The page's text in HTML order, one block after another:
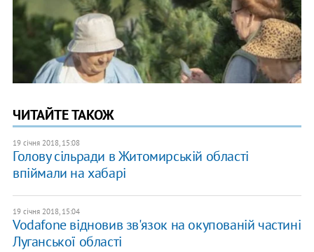
ЧИТАЙТЕ ТАКОЖ
19 січня 2018, 15:08
Голову сільради в Житомирській області
впіймали на хабарі
19 січня 2018, 15:04
Vodafone відновив зв'язок на окупованій частині
Луганської області